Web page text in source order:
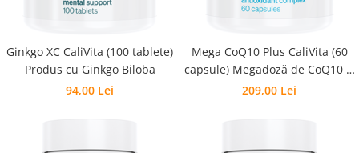
Ginkgo XC CaliVita (100 tablete)
Produs cu Ginkgo Biloba
94,00 Lei
Mega CoQ10 Plus CaliVita (60
capsule) Megadoză de CoQ10 şi
Antioxidanţi
209,00 Lei